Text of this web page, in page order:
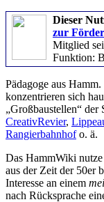
Dieser
zur
Mitglied
Funktion:
Pädagoge aus
konzentrieren sich
„Großbaustellen“
CreativRevier,
Rangierbahnhofo. ä.
Das HammWiki
aus der Zeit der 50er
Interesse an einem
nach Rücksprache